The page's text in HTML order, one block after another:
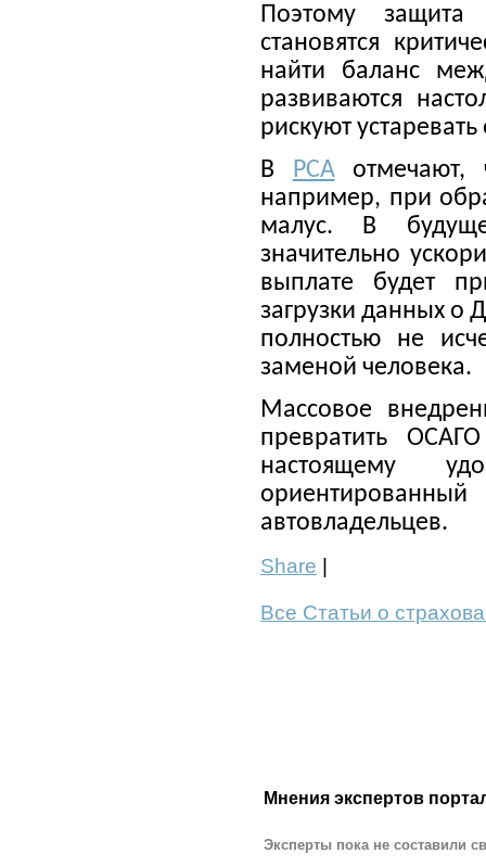
Поэтому защита
становятся
найти баланс
развиваются
рискуют
В РСАотмечают,
например, при
малус. В
значительно
выплате будет
загрузки данных о
полностью не
заменой человека.
Массовое
превратить
настоящему
автовладельцев.
Share |
Все Статьи о
Мнения экспертов
Эксперты пока не составили